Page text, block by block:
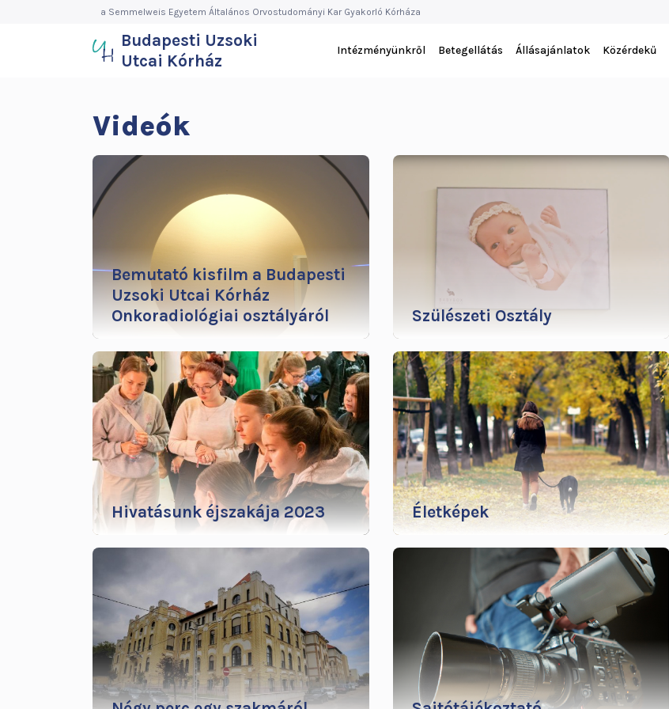
Budapesti
Uzsoki
Kórház
a Semmelweis Egyetem Általános Orvostudományi Kar Gyakorló Kórháza
Budapesti Uzsoki
Utcai Kórház
Intézményünkről Betegellátás Állásajánlatok Közérdekű
Videók
Bemutató kisfilm a Budapesti
Uzsoki Utcai Kórház
Onkoradiológiai osztályáról
Szülészeti Osztály
Hivatásunk éjszakája 2023 Életképek